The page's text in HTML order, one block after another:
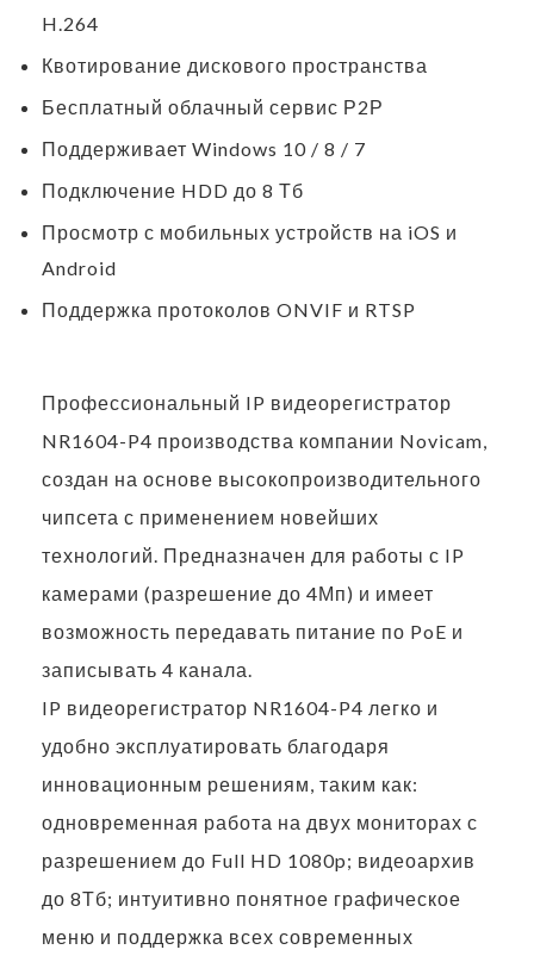
H.264
Квотирование дискового пространства
Бесплатный облачный сервис Р2Р
Поддерживает Windows 10 / 8 / 7
Подключение HDD до 8 Тб
Просмотр с мобильных устройств на iOS и
Android
Поддержка протоколов ONVIF и RTSP
Профессиональный IP видеорегистратор
NR1604-P4 производства компании Novicam,
создан на основе высокопроизводительного
чипсета с применением новейших
технологий. Предназначен для работы с IP
камерами (разрешение до 4Мп) и имеет
возможность передавать питание по PoE и
записывать 4 канала.
IP видеорегистратор NR1604-P4 легко и
удобно эксплуатировать благодаря
инновационным решениям, таким как:
одновременная работа на двух мониторах с
разрешением до Full HD 1080p; видеоархив
до 8Тб; интуитивно понятное графическое
меню и поддержка всех современных